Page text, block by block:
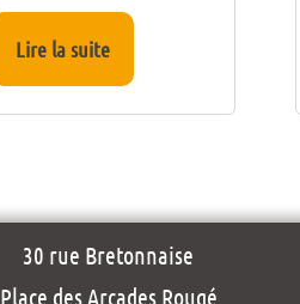
Lire la suite
30 rue Bretonnaise
Place des Arcades Rougé